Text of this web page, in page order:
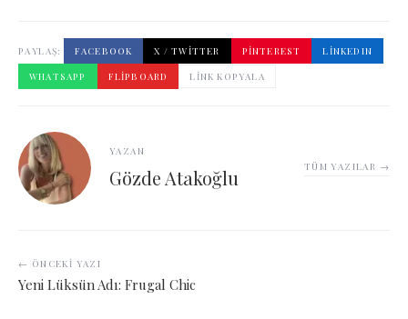
PAYLAŞ: FACEBOOK X / TWITTER PINTEREST
LINKEDIN
WHATSAPP
FLIPBOARD LINK KOPYALA
YAZAN
Gözde Atakoğlu TÜM YAZILAR →
← ÖNCEKI YAZI
Yeni Lüksün Adı: Frugal Chic